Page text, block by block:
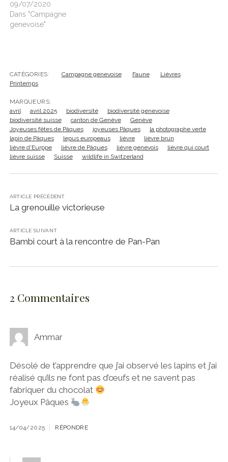
09/07/2020
Dans "Campagne
genevoise"
CATÉGORIES: Campagne genevoise Faune
Lièvres
Printemps
MARQUEURS:
avril
avril 2025 biodiversité
biodiversité genevoise
biodiversité suisse
canton de Genève
Genève
Joyeuses fêtes de Pâques
joyeuses Pâques
la photographe verte
lapin de Pâques
lepus europeaus lièvre
lièvre brun
lièvre d'Eurppe
lièvre de Pâques lièvre genevois
lièvre qui court
lièvre suisse
Suisse wildlife in Switzerland
ARTICLE PRÉCÉDENT
La grenouille victorieuse
ARTICLE SUIVANT
Bambi court à la rencontre de Pan-Pan
2 Commentaires
Ammar
Désolé de t’apprendre que j’ai observé les lapins et j’ai
réalisé qu’ils ne font pas d’œufs et ne savent pas
fabriquer du chocolat
Joyeux Pâques
14/04/2025 RÉPONDRE